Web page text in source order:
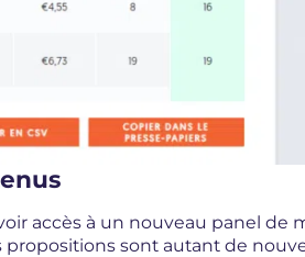
accès à un nouveau panel de
propositions sont autant de